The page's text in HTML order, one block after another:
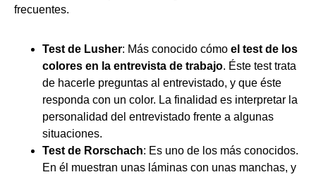
frecuentes.
Test de Lusher: Más conocido cómo el test de los
colores en la entrevista de trabajo. Éste test trata
de hacerle preguntas al entrevistado, y que éste
responda con un color. La finalidad es interpretar la
personalidad del entrevistado frente a algunas
situaciones.
Test de Rorschach: Es uno de los más conocidos.
En él muestran unas láminas con unas manchas, y